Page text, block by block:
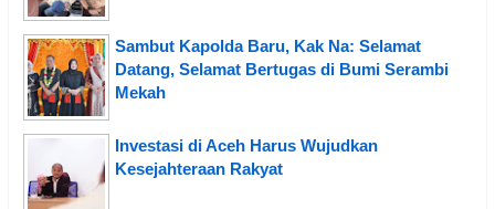
Sambut Kapolda Baru, Kak Na: Selamat
Datang, Selamat Bertugas di Bumi Serambi
Mekah
Investasi di Aceh Harus Wujudkan
Kesejahteraan Rakyat